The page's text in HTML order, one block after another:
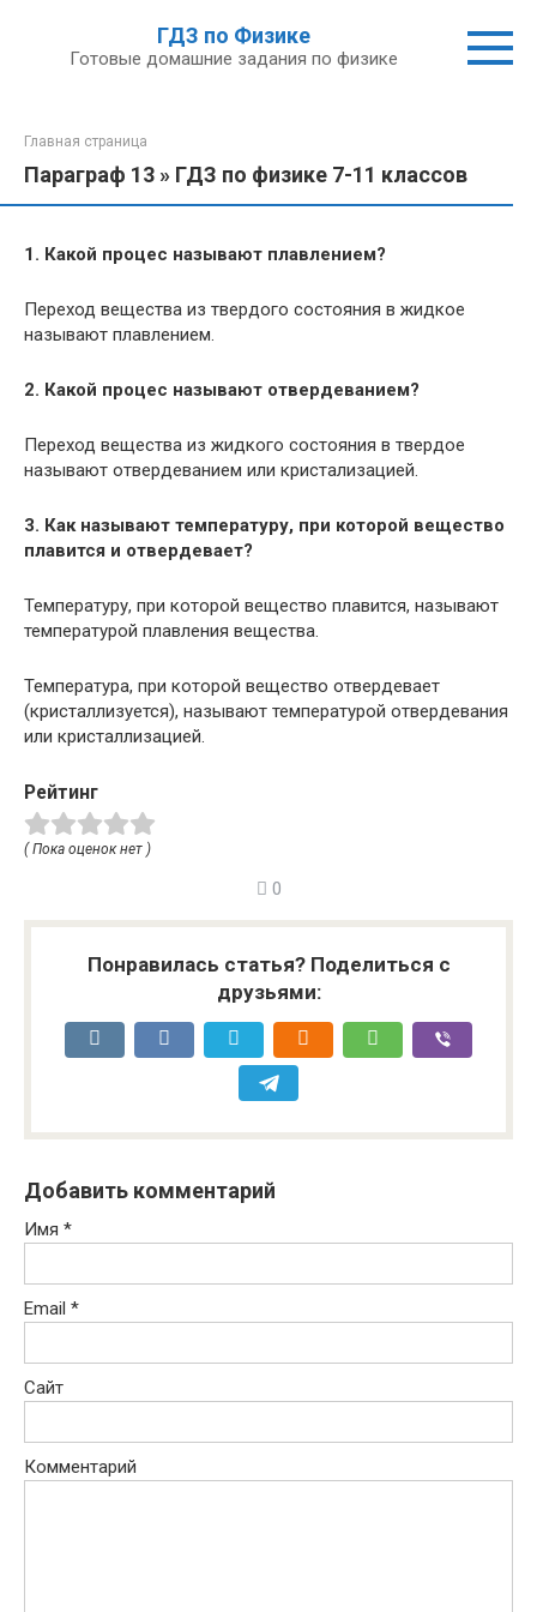
контенту
ГДЗ по Физике
Готовые домашние задания по физике
Главная страница
Параграф 13 » ГДЗ по физике 7-11 классов
1. Какой процес называют плавлением?
Переход вещества из твердого состояния в жидкое
называют плавлением.
2. Какой процес называют отвердеванием?
Переход вещества из жидкого состояния в твердое
называют отвердеванием или кристализацией.
3. Как называют температуру, при которой вещество
плавится и отвердевает?
Температуру, при которой вещество плавится, называют
температурой плавления вещества.
Температура, при которой вещество отвердевает
(кристаллизуется), называют температурой отвердевания
или кристаллизацией.
Рейтинг
( Пока оценок нет )
0
Понравилась статья? Поделиться с
друзьями:
Добавить комментарий
Имя *
Email *
Сайт
Комментарий